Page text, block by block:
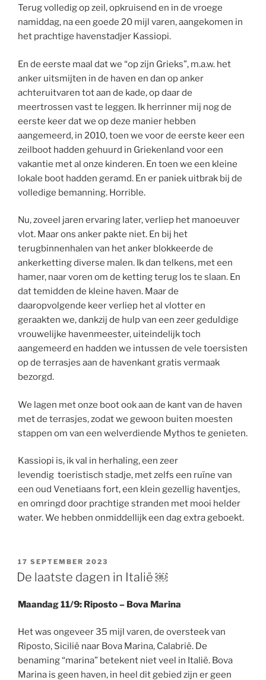
Terug volledig op zeil, opkruisend en in de vroege
namiddag, na een goede 20 mijl varen, aangekomen in
het prachtige havenstadjer Kassiopi.
En de eerste maal dat we “op zijn Grieks”, m.a.w. het
anker uitsmijten in de haven en dan op anker
achteruitvaren tot aan de kade, op daar de
meertrossen vast te leggen. Ik herrinner mij nog de
eerste keer dat we op deze manier hebben
aangemeerd, in 2010, toen we voor de eerste keer een
zeilboot hadden gehuurd in Griekenland voor een
vakantie met al onze kinderen. En toen we een kleine
lokale boot hadden geramd. En er paniek uitbrak bij de
volledige bemanning. Horrible.
Nu, zoveel jaren ervaring later, verliep het manoeuver
vlot. Maar ons anker pakte niet. En bij het
terugbinnenhalen van het anker blokkeerde de
ankerketting diverse malen. Ik dan telkens, met een
hamer, naar voren om de ketting terug los te slaan. En
dat temidden de kleine haven. Maar de
daaropvolgende keer verliep het al vlotter en
geraakten we, dankzij de hulp van een zeer geduldige
vrouwelijke havenmeester, uiteindelijk toch
aangemeerd en hadden we intussen de vele toersisten
op de terrasjes aan de havenkant gratis vermaak
bezorgd.
We lagen met onze boot ook aan de kant van de haven
met de terrasjes, zodat we gewoon buiten moesten
stappen om van een welverdiende Mythos te genieten.
Kassiopi is, ik val in herhaling, een zeer
levendig toeristisch stadje, met zelfs een ruïne van
een oud Venetiaans fort, een klein gezellig haventjes,
en omringd door prachtige stranden met mooi helder
water. We hebben onmiddellijk een dag extra geboekt.
GEPLAATST
OP
17 SEPTEMBER 2023
De laatste dagen in Italië ￼
Maandag 11/9: Riposto – Bova Marina
Het was ongeveer 35 mijl varen, de oversteek van
Riposto, Sicilië naar Bova Marina, Calabrië. De
benaming “marina” betekent niet veel in Italië. Bova
Marina is geen haven, in heel dit gebied zijn er geen